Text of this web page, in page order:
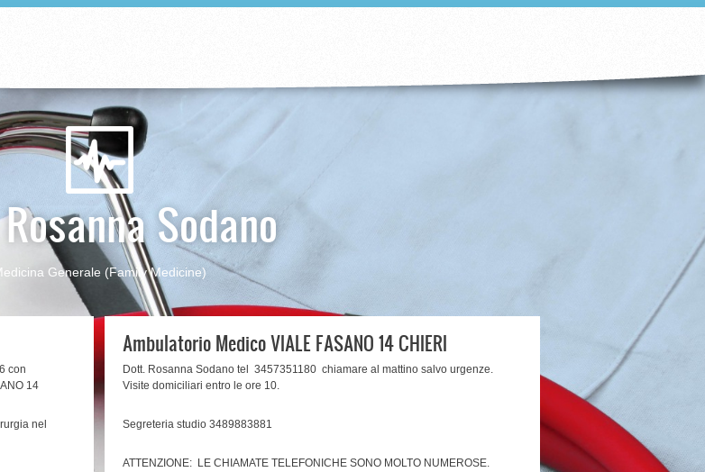
Sodano
Generale (Family Medicine)
con
14
nel
Ambulatorio Medico VIALE FASANO 14 CHIERI
Dott. Rosanna Sodano tel 3457351180 chiamare al mattino salvo urgenze.
Visite domiciliari entro le ore 10.
Segreteria studio 3489883881
ATTENZIONE: LE CHIAMATE TELEFONICHE SONO MOLTO NUMEROSE.